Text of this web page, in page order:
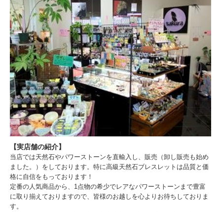
【実店舗の紹介】
当店では天然石やパワーストーンを直輸入し、販売（卸し販売も始め
ました。）をしております。特に高級天然石ブレスレットは品質と価
格に自信をもっております！
定番の人気商品から、1点物の希少でレアなパワーストーンまで豊富
に取り揃えておりますので、皆様のお越しを心よりお待ちしておりま
す。